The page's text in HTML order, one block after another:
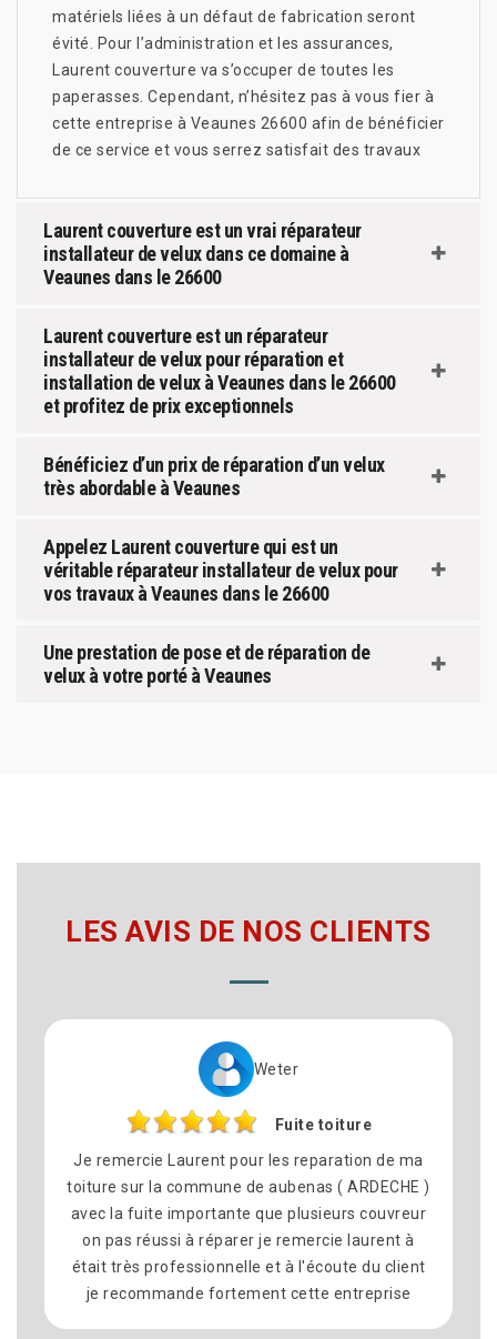
matériels liées à un défaut de fabrication seront
évité. Pour l’administration et les assurances,
Laurent couverture va s’occuper de toutes les
paperasses. Cependant, n’hésitez pas à vous fier à
cette entreprise à Veaunes 26600 afin de bénéficier
de ce service et vous serrez satisfait des travaux
Laurent couverture est un vrai réparateur
installateur de velux dans ce domaine à
Veaunes dans le 26600
Laurent couverture est un réparateur
installateur de velux pour réparation et
installation de velux à Veaunes dans le 26600
et profitez de prix exceptionnels
Bénéficiez d’un prix de réparation d’un velux
très abordable à Veaunes
Appelez Laurent couverture qui est un
véritable réparateur installateur de velux pour
vos travaux à Veaunes dans le 26600
Une prestation de pose et de réparation de
velux à votre porté à Veaunes
LES AVIS DE NOS CLIENTS
Weter
Fuite toiture
remercie Laurent pour les reparation de ma
sur la commune de aubenas ( ARDECHE )
la fuite importante que plusieurs couvreur
on pas réussi à réparer je remercie laurent à
très professionnelle et à l'écoute du client
je recommande fortement cette entreprise
à